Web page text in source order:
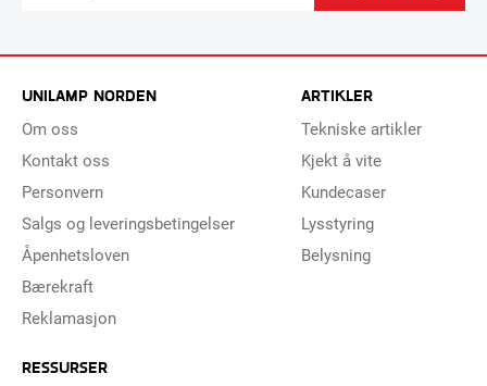
UNILAMP NORDEN
Om oss
Kontakt oss
Personvern
Salgs og leveringsbetingelser
Åpenhetsloven
Bærekraft
Reklamasjon
ARTIKLER
Tekniske artikler
Kjekt å vite
Kundecaser
Lysstyring
Belysning
RESSURSER